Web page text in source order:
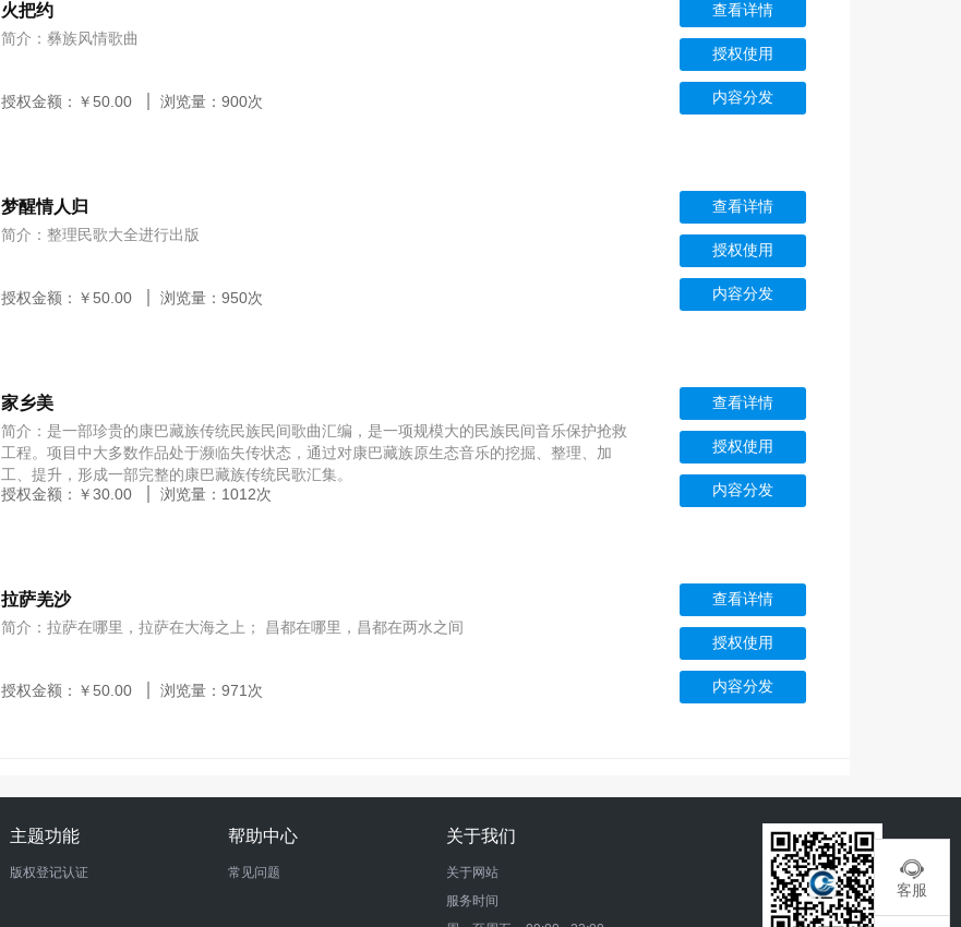

客服
火把约
简介：彝族风情歌曲
授权金额：￥ 50.00 浏览量：900次
查看详情
授权使用
内容分发
梦醒情人归
简介：整理民歌大全进行出版
授权金额：￥ 50.00 浏览量：950次
查看详情
授权使用
内容分发
家乡美
简介：是一部珍贵的康巴藏族传统民族民间歌曲汇编，是一项规模大的民族民间音乐保护抢救
工程。项目中大多数作品处于濒临失传状态，通过对康巴藏族原生态音乐的挖掘、整理、加
工、提升，形成一部完整的康巴藏族传统民歌汇集。
授权金额：￥30.00 浏览量： 1012次
查看详情
授权使用
内容分发
拉萨羌沙
简介：拉萨在哪里，拉萨在大海之上； 昌都在哪里，昌都在两水之间
授权金额：￥ 50.00 浏览量：971 次
查看详情
授权使用
内容分发
主题功能
版权登记认证
帮助中心
常见问题
关于我们
关于网站
服务时间